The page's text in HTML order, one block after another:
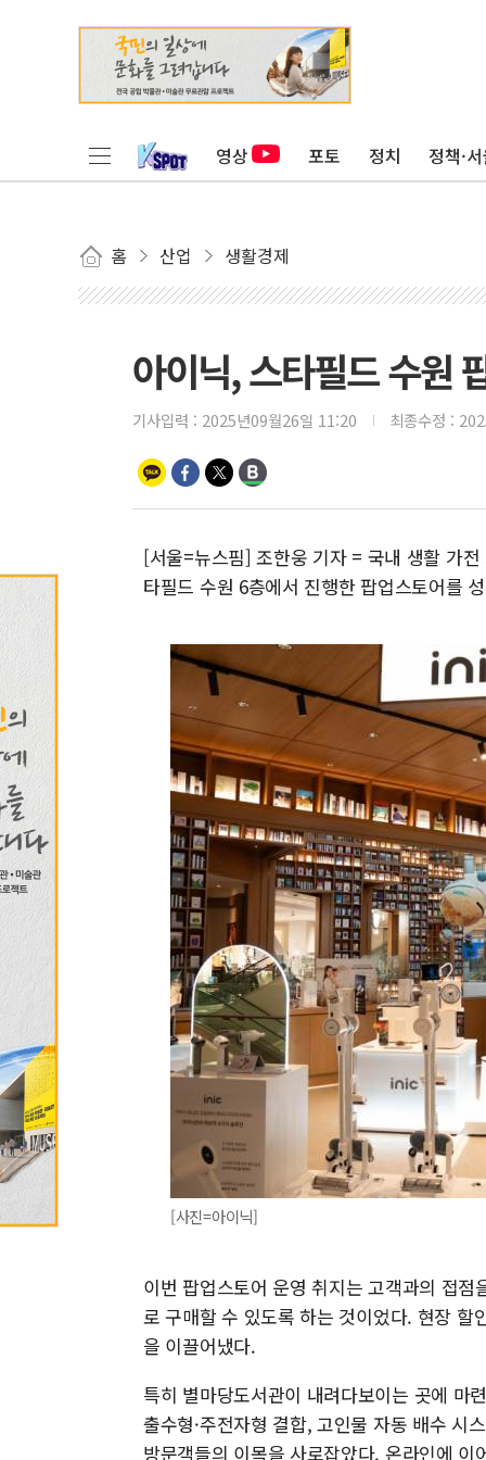
영상 포토 정치 정책·
홈 산업 생활경제
아이닉, 스타필드 수원
기사입력 : 2025년09월26일 11:20 최종수정 :
[서울=뉴스핌] 조한웅 기자 = 국내 생활 가
타필드 수원 6층에서 진행한 팝업스토어를
[사진=아이닉]
이번 팝업스토어 운영 취지는 고객과의 접
로 구매할 수 있도록 하는 것이었다. 현장 할
을 이끌어냈다.
특히 별마당도서관이 내려다보이는 곳에
출수형·주전자형 결합, 고인물 자동 배수 시
방문객들의 이목을 사로잡았다. 온라인에